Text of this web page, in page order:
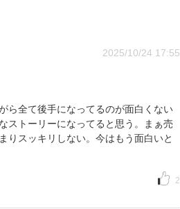
2025/10/24 17:55
ら全て後手になってるのが面白くない
ストーリーになってると思う。まぁ売
りスッキリしない。今はもう面白いと
2